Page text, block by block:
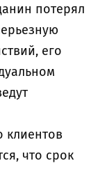
потерял
его
клиентов
что срок